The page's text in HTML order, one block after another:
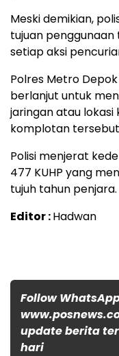
Meski demikian,
tujuan
setiap aksi
Polres Metro
berlanjut untuk
jaringan atau
komplotan
Polisi menjerat
477 KUHP yang
tujuh tahun penjara.
Editor :Hadwan
Follow
update berita
hari